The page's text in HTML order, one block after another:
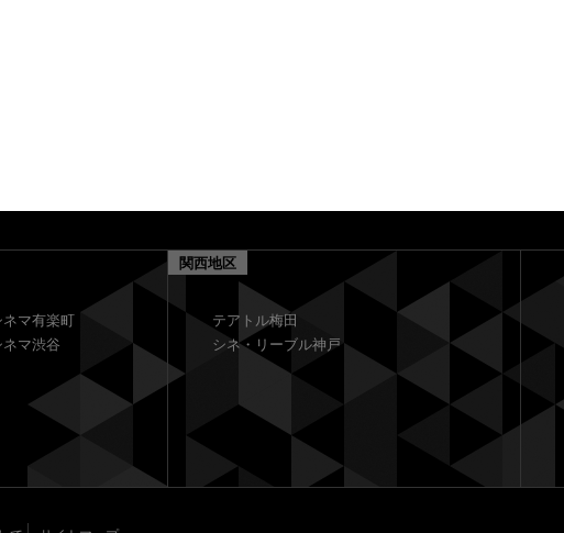
マ有楽町
マ渋谷
関西地区
テアトル梅田
シネ・リーブル神戸